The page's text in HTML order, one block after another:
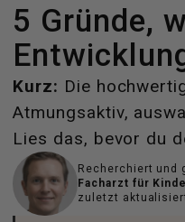
5 Gründe,
Kurz: Die
Atmungsaktiv,
Lies das, bevor du
Recherchiert und
Facharzt für
zuletzt